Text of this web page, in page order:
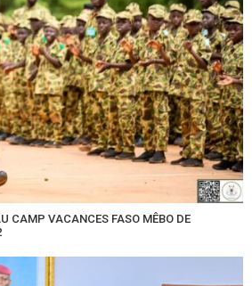
CAMP VACANCES FASO MÊBO DE